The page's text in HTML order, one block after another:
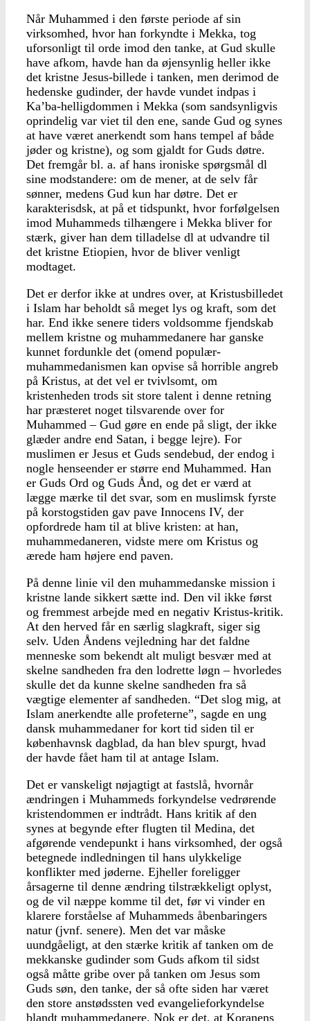
Når Muhammed i den første periode af sin
virksomhed, hvor han forkyndte i Mekka, tog
uforsonligt til orde imod den tanke, at Gud skulle
have afkom, havde han da øjensynlig heller ikke
det kristne Jesus-billede i tanken, men derimod de
hedenske gudinder, der havde vundet indpas i
Ka’ba-helligdommen i Mekka (som sandsynligvis
oprindelig var viet til den ene, sande Gud og synes
at have været anerkendt som hans tempel af både
jøder og kristne), og som gjaldt for Guds døtre.
Det fremgår bl. a. af hans ironiske spørgsmål dl
sine modstandere: om de mener, at de selv får
sønner, medens Gud kun har døtre. Det er
karakterisdsk, at på et tidspunkt, hvor forfølgelsen
imod Muhammeds tilhængere i Mekka bliver for
stærk, giver han dem tilladelse dl at udvandre til
det kristne Etiopien, hvor de bliver venligt
modtaget.
Det er derfor ikke at undres over, at Kristusbilledet
i Islam har beholdt så meget lys og kraft, som det
har. End ikke senere tiders voldsomme fjendskab
mellem kristne og muhammedanere har ganske
kunnet fordunkle det (omend populær-
muhammedanismen kan opvise så horrible angreb
på Kristus, at det vel er tvivlsomt, om
kristenheden trods sit store talent i denne retning
har præsteret noget tilsvarende over for
Muhammed – Gud gøre en ende på sligt, der ikke
glæder andre end Satan, i begge lejre). For
muslimen er Jesus et Guds sendebud, der endog i
nogle henseender er større end Muhammed. Han
er Guds Ord og Guds Ånd, og det er værd at
lægge mærke til det svar, som en muslimsk fyrste
på korstogstiden gav pave Innocens IV, der
opfordrede ham til at blive kristen: at han,
muhammedaneren, vidste mere om Kristus og
ærede ham højere end paven.
På denne linie vil den muhammedanske mission i
kristne lande sikkert sætte ind. Den vil ikke først
og fremmest arbejde med en negativ Kristus-kritik.
At den herved får en særlig slagkraft, siger sig
selv. Uden Åndens vejledning har det faldne
menneske som bekendt alt muligt besvær med at
skelne sandheden fra den lodrette løgn – hvorledes
skulle det da kunne skelne sandheden fra så
vægtige elementer af sandheden. “Det slog mig, at
Islam anerkendte alle profeterne”, sagde en ung
dansk muhammedaner for kort tid siden til er
københavnsk dagblad, da han blev spurgt, hvad
der havde fået ham til at antage Islam.
Det er vanskeligt nøjagtigt at fastslå, hvornår
ændringen i Muhammeds forkyndelse vedrørende
kristendommen er indtrådt. Hans kritik af den
synes at begynde efter flugten til Medina, det
afgørende vendepunkt i hans virksomhed, der også
betegnede indledningen til hans ulykkelige
konflikter med jøderne. Ejheller foreligger
årsagerne til denne ændring tilstrækkeligt oplyst,
og de vil næppe komme til det, før vi vinder en
klarere forståelse af Muhammeds åbenbaringers
natur (jvnf. senere). Men det var måske
uundgåeligt, at den stærke kritik af tanken om de
mekkanske gudinder som Guds afkom til sidst
også måtte gribe over på tanken om Jesus som
Guds søn, den tanke, der så ofte siden har været
den store anstødssten ved evangelieforkyndelse
blandt muhammedanere. Nok er det, at Koranens